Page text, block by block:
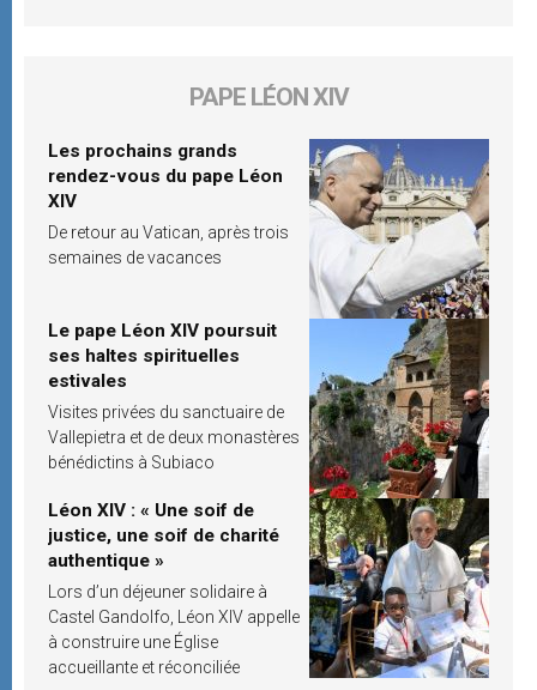
PAPE LÉON XIV
Les prochains grands
rendez-vous du pape Léon
XIV
De retour au Vatican, après trois
semaines de vacances
Le pape Léon XIV poursuit
ses haltes spirituelles
estivales
Visites privées du sanctuaire de
Vallepietra et de deux monastères
bénédictins à Subiaco
Léon XIV : « Une soif de
justice, une soif de charité
authentique »
Lors d’un déjeuner solidaire à
Castel Gandolfo, Léon XIV appelle
à construire une Église
accueillante et réconciliée